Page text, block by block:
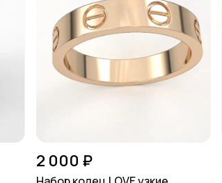
2 000 ₽